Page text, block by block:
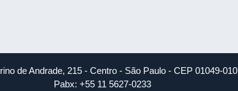
de Andrade, 215 - Centro - São Paulo - CEP 01049-010
Pabx: +55 11 5627-0233